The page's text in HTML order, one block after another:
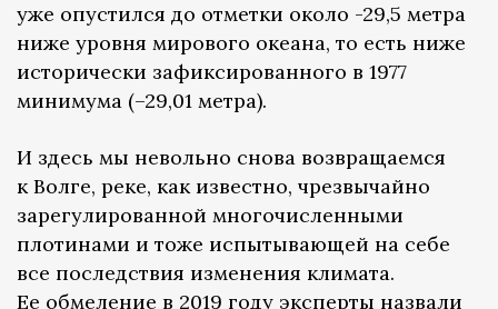
уже опустился до отметки около -29,5 метра
ниже уровня мирового океана, то есть ниже
исторически зафиксированного в 1977
минимума (–29,01 метра).
И здесь мы невольно снова возвращаемся
к Волге, реке, как известно, чрезвычайно
зарегулированной многочисленными
плотинами и тоже испытывающей на себе
все последствия изменения климата.
Ее обмеление в 2019 году эксперты назвали